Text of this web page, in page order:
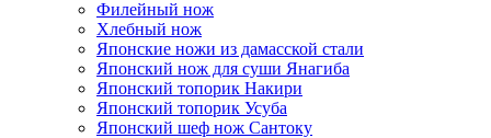
Филейный нож
Хлебный нож
Японские ножи из дамасской стали
Японский нож для суши Янагиба
Японский топорик Накири
Японский топорик Усуба
Японский шеф нож Сантоку